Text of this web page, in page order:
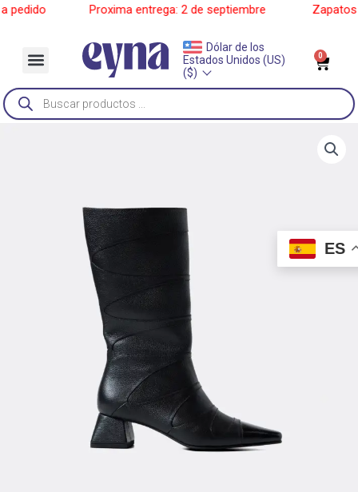
Ir
______ Proxima entrega: 2 de septiembre______ Zapatos a
Menu
Dólar de los
Estados Unidos (US)
($)
0
Búsqueda
de
productos
ES